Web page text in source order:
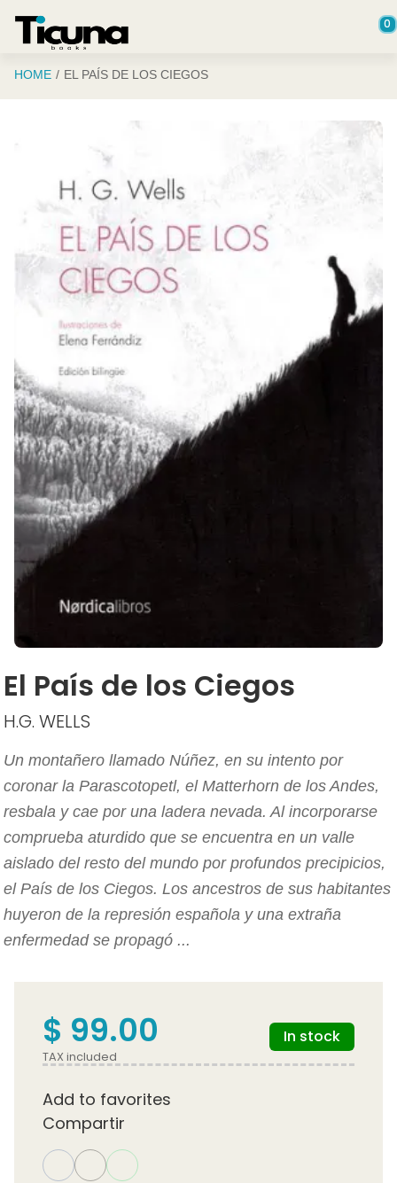
0
HOME EL PAÍS DE LOS CIEGOS
El País de los Ciegos
H.G. WELLS
Un montañero llamado Núñez, en su intento por
coronar la Parascotopetl, el Matterhorn de los Andes,
resbala y cae por una ladera nevada. Al incorporarse
comprueba aturdido que se encuentra en un valle
aislado del resto del mundo por profundos precipicios,
el País de los Ciegos. Los ancestros de sus habitantes
huyeron de la represión española y una extraña
enfermedad se propagó ...
$ 99.00
TAX included
In stock
Add to favorites
Compartir